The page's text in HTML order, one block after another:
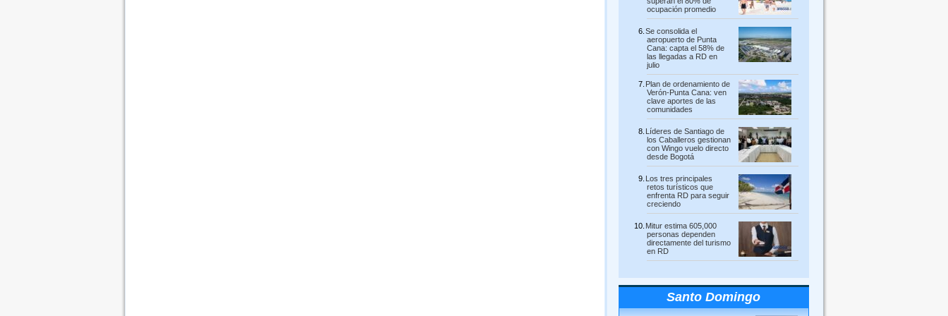
ocupación promedio
Se consolida el
aeropuerto de Punta
Cana: capta el 58% de
las llegadas a RD en
julio
Plan de ordenamiento de
Verón-Punta Cana: ven
clave aportes de las
comunidades
Líderes de Santiago de
los Caballeros gestionan
con Wingo vuelo directo
desde Bogotá
Los tres principales
retos turísticos que
enfrenta RD para seguir
creciendo
Mitur estima 605,000
personas dependen
directamente del turismo
en RD
Santo Domingo